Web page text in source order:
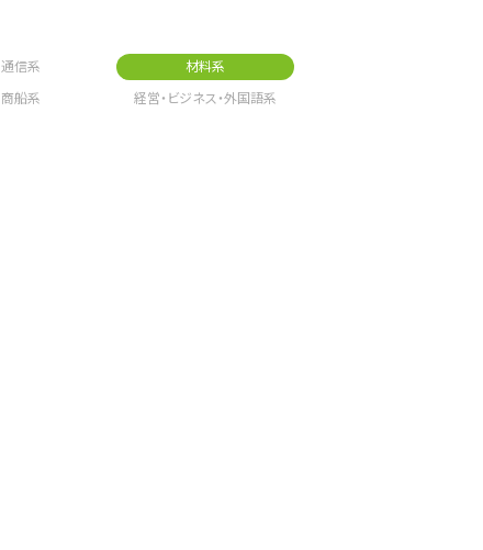
通信系
材料系
商船系 経営・ビジネス・外国語系